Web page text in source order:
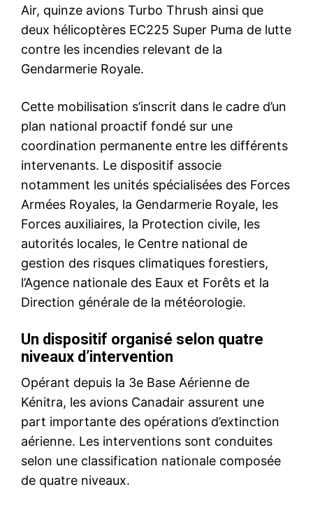
le1.ma
l'intelligence de
l'information
S'ABONNER MAINTENANT
Insight Publications
À propos
Nous contacter